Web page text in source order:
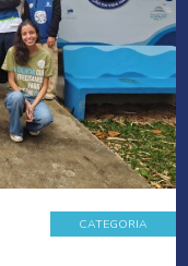
CATEGORIA